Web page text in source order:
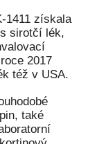
1411 získala
sirotčí lék,
2017
též v USA.
také